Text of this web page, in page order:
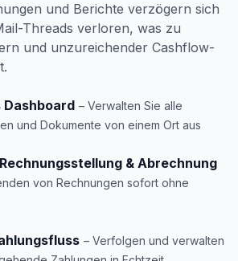
und Berichte verzögern sich
Threads verloren, was zu
und unzureichender Cashflow-
– Verwalten Sie alle
und Dokumente von einem Ort aus
& Abrechnung
von Rechnungen sofort ohne
– Verfolgen und verwalten